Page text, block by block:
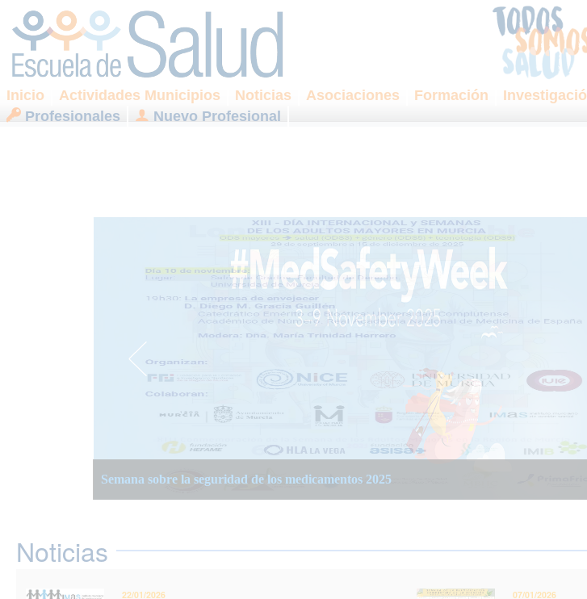
Inicio Actividades Municipios Noticias Asociaciones Formación
Profesionales
Nuevo Profesional
JORNADA – Presentación del Modelo de atención integrada social y sanitaria: Trabajar
para cuidar mejor
Semana Planificación Compartida de la Atención del 26 al 31 de enero (Murcia)
XIII Semanas Adultos Mayores en Murcia 2025
Semana sobre la seguridad de los medicamentos 2025
Noticias
22/01/2026 07/01/2026